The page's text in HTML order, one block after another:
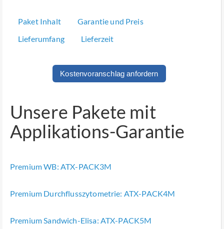
Paket Inhalt
Garantie und Preis
Lieferumfang
Lieferzeit
Kostenvoranschlag anfordern
Unsere Pakete mit
Applikations-Garantie
Premium WB: ATX-PACK3M
Premium Durchflusszytometrie: ATX-PACK4M
Premium Sandwich-Elisa: ATX-PACK5M